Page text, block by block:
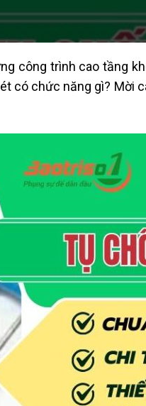
công trình cao tầng
có chức năng gì? Mời